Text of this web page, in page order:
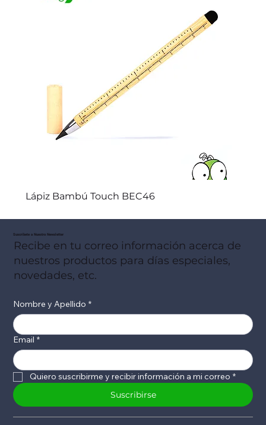
Lápiz Bambú Touch BEC46
Suscribete a Nuestro Newsletter
Recibe en tu correo información acerca de
nuestros productos para días especiales,
novedades, etc.
Nombre y Apellido *
Email *
Quiero suscribirme y recibir información a mi correo *
Suscribirse